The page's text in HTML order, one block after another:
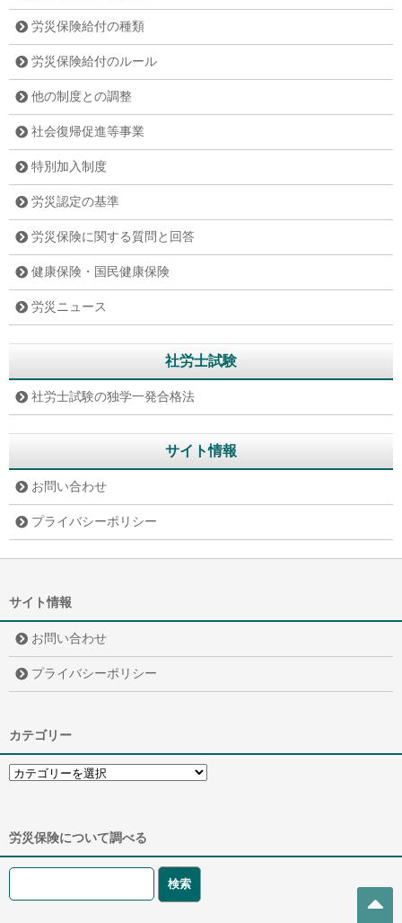
労災保険給付の種類
労災保険給付のルール
他の制度との調整
社会復帰促進等事業
特別加入制度
労災認定の基準
労災保険に関する質問と回答
健康保険・国民健康保険
労災ニュース
社労士試験
社労士試験の独学一発合格法
サイト情報
お問い合わせ
プライバシーポリシー
サイト情報
お問い合わせ
プライバシーポリシー
カテゴリー
労災保険について調べる